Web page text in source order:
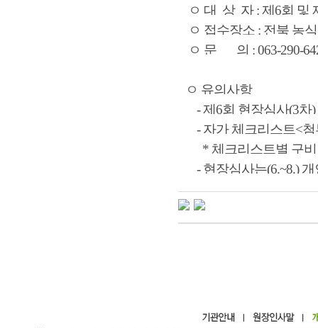
ㅇ 대 상 자 : 제6회 및
ㅇ 접수장소 : 전북 농
ㅇ 문 의 : 063-290-
ㅇ 유의사항
- 제6회 현장심사(3차
- 자가 체크리스트<첨
* 체크리스트별 구비
- 현장심사는(6.~8.)